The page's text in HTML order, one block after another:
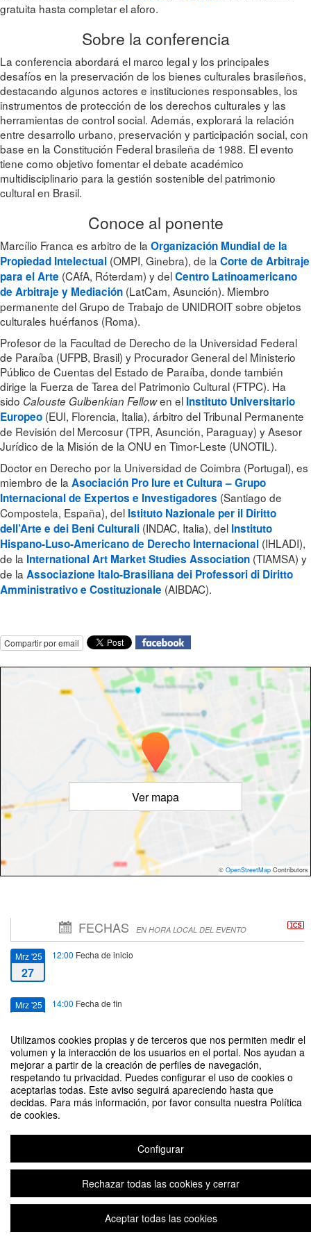
Utilizamos cookies propias y de terceros que nos permiten medir el
volumen y la interacción de los usuarios en el portal. Nos ayudan a
mejorar a partir de la creación de perfiles de navegación,
respetando tu privacidad. Puedes configurar el uso de cookies o
aceptarlas todas. Este aviso seguirá apareciendo hasta que
decidas. Para más información, por favor consulta nuestra Política
de cookies.
Configurar
Rechazar todas las cookies y cerrar
Aceptar todas las cookies
gratuita hasta completar el aforo.
Sobre la conferencia
La conferencia abordará el marco legal y los principales
desafíos en la preservación de los bienes culturales brasileños,
destacando algunos actores e instituciones responsables, los
instrumentos de protección de los derechos culturales y las
herramientas de control social. Además, explorará la relación
entre desarrollo urbano, preservación y participación social, con
base en la Constitución Federal brasileña de 1988. El evento
tiene como objetivo fomentar el debate académico
multidisciplinario para la gestión sostenible del patrimonio
cultural en Brasil.
Conoce al ponente
Marcílio Franca es arbitro de la Organización Mundial de la
Propiedad Intelectual (OMPI, Ginebra), de la Corte de Arbitraje
para el Arte (CAfA, Róterdam) y delCentro Latinoamericano
de Arbitraje y Mediación (LatCam, Asunción). Miembro
permanente del Grupo de Trabajo de UNIDROIT sobre objetos
culturales huérfanos (Roma).
Profesor de la Facultad de Derecho de la Universidad Federal
de Paraíba (UFPB, Brasil) y Procurador General del Ministerio
Público de Cuentas del Estado de Paraíba, donde también
dirige la Fuerza de Tarea del Patrimonio Cultural (FTPC). Ha
sido Calouste Gulbenkian Fellowen el Instituto Universitario
Europeo (EUI, Florencia, Italia), árbitro del Tribunal Permanente
de Revisión del Mercosur (TPR, Asunción, Paraguay) y Asesor
Jurídico de la Misión de la ONU en Timor-Leste (UNOTIL).
Doctor en Derecho por la Universidad de Coimbra (Portugal), es
miembro de la Asociación Pro Iure et Cultura – Grupo
Internacional de Expertos e Investigadores (Santiago de
Compostela, España), del Istituto Nazionale per il Diritto
dell’Arte e dei Beni Culturali (INDAC, Italia), del Instituto
Hispano-Luso-Americano de Derecho Internacional (IHLADI),
de la International Art Market Studies Association (TIAMSA) y
de la Associazione Italo-Brasiliana dei Professori di Diritto
Amministrativo e Costituzionale (AIBDAC).
Compartir por email
Ver mapa
© OpenStreetMap Contributors
FECHAS EN HORA LOCAL DEL EVENTO
Mrz '25
27
12:00 Fecha de inicio
Mrz '25 14:00 Fecha de fin
Conferencia “La protección del patrimonio cultural en el Derecho brasileño”
Aviso legal|Contacto
Plataforma de organización de eventos Symposium
Copyright © 2026